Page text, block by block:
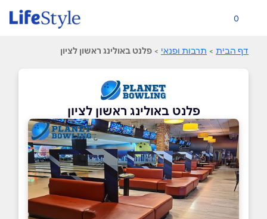
0
דף הבית > תרבות ופנאי > פלנט באולינג ראשון לציון
פלנט באולינג ראשון לציון